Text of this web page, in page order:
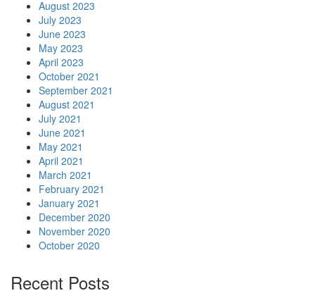
August 2023
July 2023
June 2023
May 2023
April 2023
October 2021
September 2021
August 2021
July 2021
June 2021
May 2021
April 2021
March 2021
February 2021
January 2021
December 2020
November 2020
October 2020
Recent Posts